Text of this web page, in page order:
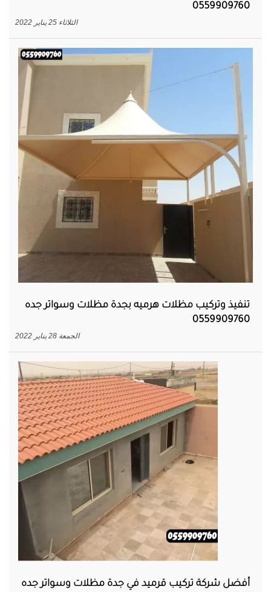
0559909760
الثلاثاء 25 يناير 2022
تنفيذ وتركيب مظلات هرميه بجدة مظلات وسواتر جده
0559909760
الجمعة 28 يناير 2022
أفضل شركة تركيب قرميد في جدة مظلات وسواتر جده